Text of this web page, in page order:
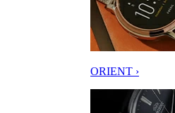
ORIENT ›